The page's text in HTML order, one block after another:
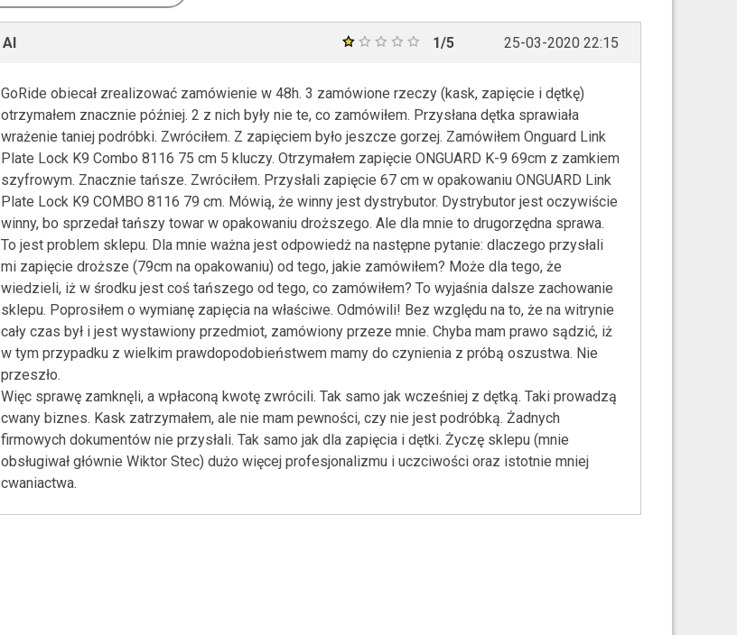
Al 1/5 25-03-2020 22:15
GoRide obiecał zrealizować zamówienie w 48h. 3 zamówione rzeczy (kask, zapięcie i dętkę)
otrzymałem znacznie później. 2 z nich były nie te, co zamówiłem. Przysłana dętka sprawiała
wrażenie taniej podróbki. Zwróciłem. Z zapięciem było jeszcze gorzej. Zamówiłem Onguard Link
Plate Lock K9 Combo 8116 75 cm 5 kluczy. Otrzymałem zapięcie ONGUARD K-9 69cm z zamkiem
szyfrowym. Znacznie tańsze. Zwróciłem. Przysłali zapięcie 67 cm w opakowaniu ONGUARD Link
Plate Lock K9 COMBO 8116 79 cm. Mówią, że winny jest dystrybutor. Dystrybutor jest oczywiście
winny, bo sprzedał tańszy towar w opakowaniu droższego. Ale dla mnie to drugorzędna sprawa.
To jest problem sklepu. Dla mnie ważna jest odpowiedż na następne pytanie: dlaczego przysłali
mi zapięcie droższe (79cm na opakowaniu) od tego, jakie zamówiłem? Może dla tego, że
wiedzieli, iż w środku jest coś tańszego od tego, co zamówiłem? To wyjaśnia dalsze zachowanie
sklepu. Poprosiłem o wymianę zapięcia na właściwe. Odmówili! Bez względu na to, że na witrynie
cały czas był i jest wystawiony przedmiot, zamówiony przeze mnie. Chyba mam prawo sądzić, iż
w tym przypadku z wielkim prawdopodobieństwem mamy do czynienia z próbą oszustwa. Nie
przeszło.
Więc sprawę zamknęli, a wpłaconą kwotę zwrócili. Tak samo jak wcześniej z dętką. Taki prowadzą
cwany biznes. Kask zatrzymałem, ale nie mam pewności, czy nie jest podróbką. Żadnych
firmowych dokumentów nie przysłali. Tak samo jak dla zapięcia i dętki. Życzę sklepu (mnie
obsługiwał głównie Wiktor Stec) dużo więcej profesjonalizmu i uczciwości oraz istotnie mniej
cwaniactwa.